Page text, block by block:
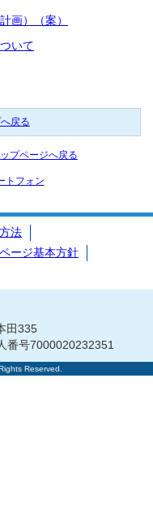
画）（案）
いて
戻る
ップページへ戻る
トフォン
法
ージ基本方針
田335
号7000020232351
Reserved.